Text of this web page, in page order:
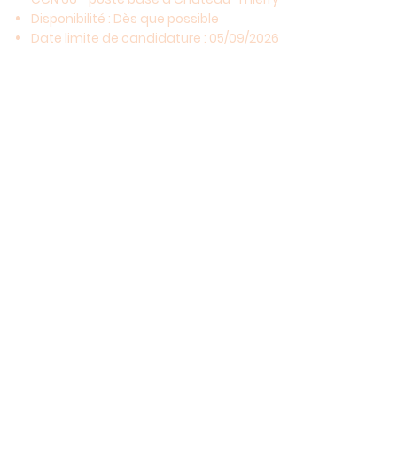
Disponibilité : Dès que possible
Date limite de candidature : 05/09/2026